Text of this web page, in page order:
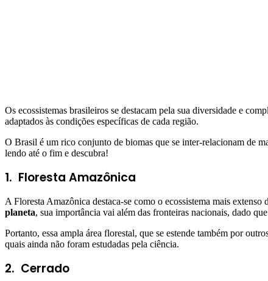
Os ecossistemas brasileiros se destacam pela sua diversidade e
adaptados às condições específicas de cada região.
O Brasil é um rico conjunto de biomas que se inter-relacionam de
lendo até o fim e descubra!
1. Floresta Amazônica
A Floresta Amazônica destaca-se como o ecossistema mais
planeta, sua importância vai além das fronteiras nacionais, dado
Portanto, essa ampla área florestal, que se estende também por
quais ainda não foram estudadas pela ciência.
2. Cerrado